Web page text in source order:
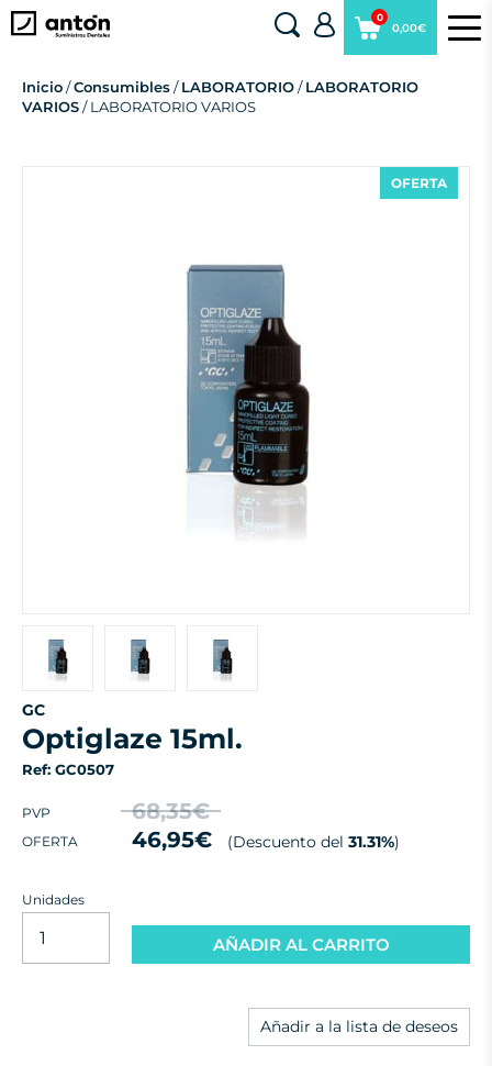
0,00€
0
Inicio/Consumibles/LABORATORIO/LABORATORIO
VARIOS/ LABORATORIO VARIOS
OFERTA
GC
optiglaze 15ml.
Ref: GC0507
PVP 68,35€
OFERTA 46,95€ (Descuento del 31.31%)
Unidades
AÑADIR AL CARRITO
Añadir a la lista de deseos